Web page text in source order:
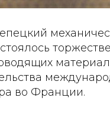
во Франции.